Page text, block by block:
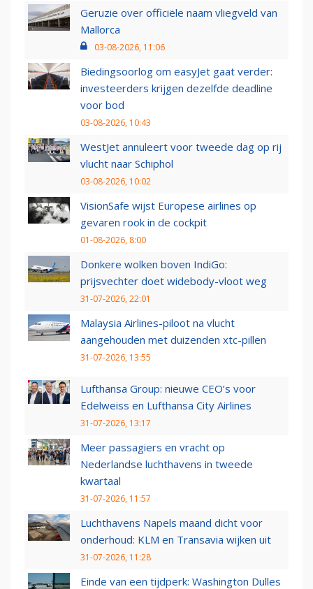
Geruzie over officiële naam vliegveld van
Mallorca
03-08-2026, 11:06
Biedingsoorlog om easyJet gaat verder:
investeerders krijgen dezelfde deadline
voor bod
03-08-2026, 10:43
WestJet annuleert voor tweede dag op rij
vlucht naar Schiphol
03-08-2026, 10:02
VisionSafe wijst Europese airlines op
gevaren rook in de cockpit
01-08-2026, 8:00
Donkere wolken boven IndiGo:
prijsvechter doet widebody-vloot weg
31-07-2026, 22:01
Malaysia Airlines-piloot na vlucht
aangehouden met duizenden xtc-pillen
31-07-2026, 13:55
Lufthansa Group: nieuwe CEO’s voor
Edelweiss en Lufthansa City Airlines
31-07-2026, 13:17
Meer passagiers en vracht op
Nederlandse luchthavens in tweede
kwartaal
31-07-2026, 11:57
Luchthavens Napels maand dicht voor
onderhoud: KLM en Transavia wijken uit
31-07-2026, 11:28
Einde van een tijdperk: Washington Dulles